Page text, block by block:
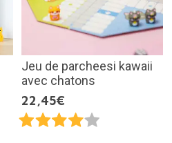
Jeu de parcheesi kawaii
avec chatons
22,45€